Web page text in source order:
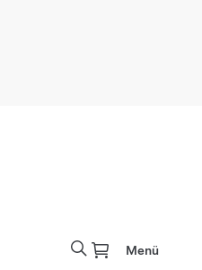
Menü